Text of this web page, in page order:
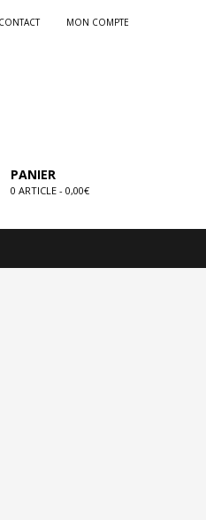
MON COMPTE
CONTACT
PANIER
0 ARTICLE - 0,00€